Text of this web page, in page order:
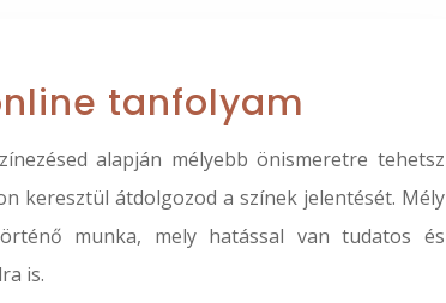
tanfolyam
alapján mélyebb önismeretre tehetsz
keresztül átdolgozod a színek jelentését. Mély
munka, mely hatással van tudatos és
is.